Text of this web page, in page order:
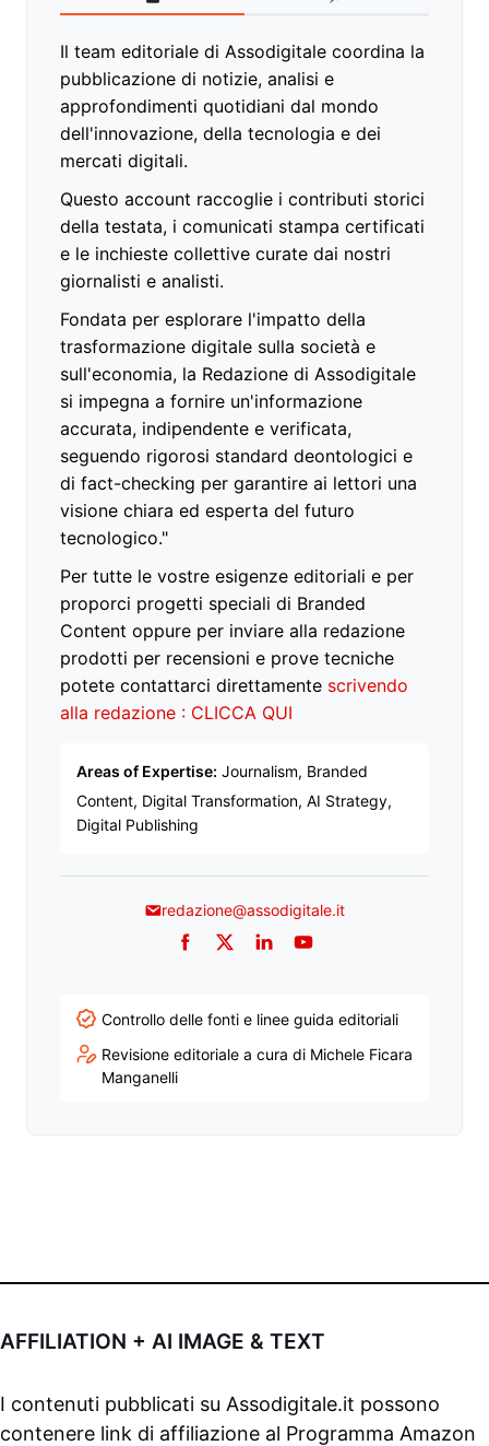
Il team editoriale di Assodigitale coordina la
pubblicazione di notizie, analisi e
approfondimenti quotidiani dal mondo
dell'innovazione, della tecnologia e dei
mercati digitali.
Questo account raccoglie i contributi storici
della testata, i comunicati stampa certificati
e le inchieste collettive curate dai nostri
giornalisti e analisti.
Fondata per esplorare l'impatto della
trasformazione digitale sulla società e
sull'economia, la Redazione di Assodigitale
si impegna a fornire un'informazione
accurata, indipendente e verificata,
seguendo rigorosi standard deontologici e
di fact-checking per garantire ai lettori una
visione chiara ed esperta del futuro
tecnologico."
Per tutte le vostre esigenze editoriali e per
proporci progetti speciali di Branded
Content oppure per inviare alla redazione
prodotti per recensioni e prove tecniche
potete contattarci direttamente scrivendo
alla redazione : CLICCA QUI
Areas of Expertise: Journalism, Branded
Content, Digital Transformation, AI Strategy,
Digital Publishing
redazione@assodigitale.it
Facebook
TwitterLinkedInYouTube
Controllo delle fonti e linee guida editoriali
Revisione editoriale a cura di Michele Ficara
Manganelli
AFFILIATION + AI IMAGE & TEXT
I contenuti pubblicati su Assodigitale.it possono
contenere link di affiliazione al Programma Amazon